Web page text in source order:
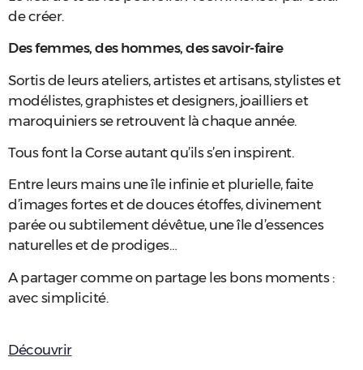
de créer.
Des femmes, des hommes, des savoir-faire
Sortis de leurs ateliers, artistes et artisans, stylistes et
modélistes, graphistes et designers, joailliers et
maroquiniers se retrouvent là chaque année.
Tous font la Corse autant qu’ils s’en inspirent.
Entre leurs mains une île infinie et plurielle, faite
d’images fortes et de douces étoffes, divinement
parée ou subtilement dévêtue, une île d’essences
naturelles et de prodiges…
A partager comme on partage les bons moments :
avec simplicité.
Découvrir